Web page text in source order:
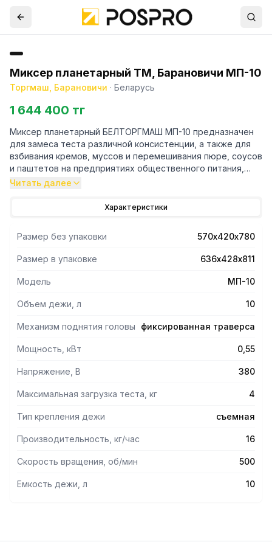
Миксер планетарный ТМ, Барановичи МП-10
Торгмаш, Барановичи · Беларусь
1 644 400 тг
Миксер планетарный БЕЛТОРГМАШ МП-10 предназначен
для замеса теста различной консистенции, а также для
взбивания кремов, муссов и перемешивания пюре, соусов
и паштетов на предприятиях общественного питания,
торговли, в пекарнях и кондитерских.
- Миксер снабжен тремя быстросменными
продукт питания.
- Автоматический регулятор скорости, установленный в
миксере, позволяет устанавливать необходимые частоты
вращения инструмента к различным типам замешивания.
об/мин, вокруг дежи: 25-140 об/мин.
выполнены из нержавеющей стали.
Читать далее
Характеристики
Размер без упаковки 570х420х780
Размер в упаковке 636х428х811
Модель МП-10
Объем дежи, л 10
Механизм поднятия головы фиксированная траверса
Мощность, кВт 0,55
Напряжение, В 380
Максимальная загрузка теста, кг 4
Тип крепления дежи съемная
Производительность, кг/час 16
Скорость вращения, об/мин 500
Емкость дежи, л 10